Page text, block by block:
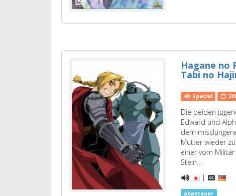
Hagane no
Tabi no
Special
Die beiden
Edward und
dem
Mutter wieder
einer vom
Stein…
|
Abenteuer